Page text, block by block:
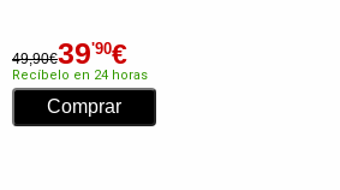
49,90€39'90€
Recíbelo en 24 horas